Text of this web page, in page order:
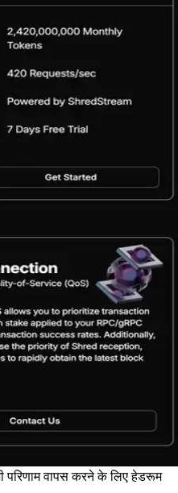
परिणाम वापस करने के लिए हेडरूम